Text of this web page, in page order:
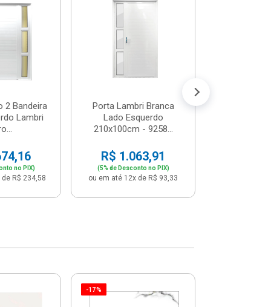
2 Bandeira
Lambri
no PIX)
R$ 234,58
Porta Lambri Branca
Lado Esquerdo
210x100cm - 9258...
R$ 1.063,91
(5% de Desconto no PIX)
ou em até 12x de R$ 93,33
-17%